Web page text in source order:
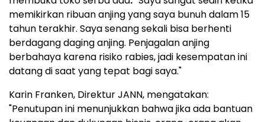
memikirkan ribuan anjing yang saya bunuh dalam 15
tahun terakhir. Saya senang sekali bisa berhenti
berdagang daging anjing. Penjagalan anjing
berbahaya karena risiko rabies, jadi kesempatan ini
datang di saat yang tepat bagi saya."
Karin Franken, Direktur JANN, mengatakan:
"Penutupan ini menunjukkan bahwa jika ada bantuan